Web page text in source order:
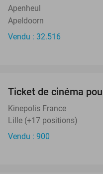
Apenheul
Apeldoorn
Vendu : 32.516
OUT
Ticket de cinéma
Kinepolis France
Lille (+17 positions)
Vendu : 900